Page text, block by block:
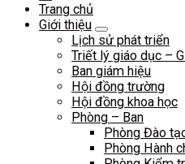
Trang chủ
Giới thiệu
Lịch sử phát triển
Triết lý giáo dục –
Ban giám hiệu
Hội đồng trường
Hội đồng khoa học
Phòng – Ban
Phòng Đào
Phòng Hành